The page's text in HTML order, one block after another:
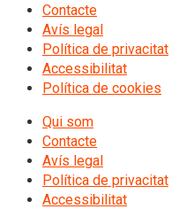
Contacte
Avís legal
Política de privacitat
Accessibilitat
Política de cookies
Qui som
Contacte
Avís legal
Política de privacitat
Accessibilitat